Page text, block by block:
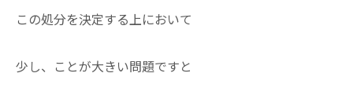
この処分を決定する上において
少し、ことが大きい問題ですと